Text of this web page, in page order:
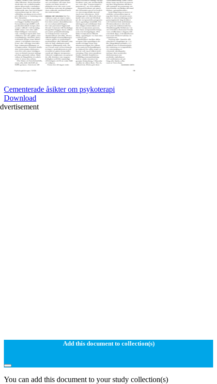
Cementerade åsikter om psykoterapi
Download
Add this document to collection(s)
You can add this document to your study collection(s)